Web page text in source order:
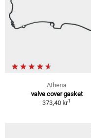
Athena
valve cover gasket
373,40 kr1